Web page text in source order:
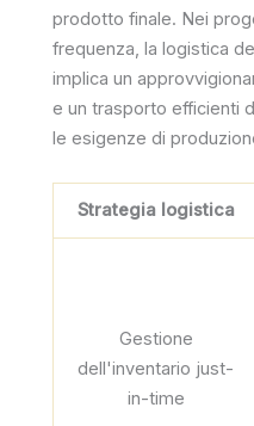
prodotto finale. Nei
frequenza, la logistica
implica un
e un trasporto efficienti
le esigenze di
Strategia logistica
Gestione
dell'inventario just-
in-time